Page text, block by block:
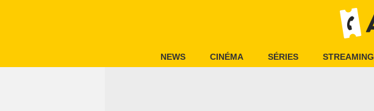
NEWS CINÉMA SÉRIES STREAMING